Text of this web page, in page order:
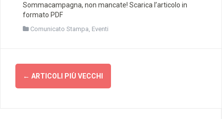
Sommacampagna, non mancate! Scarica l’articolo in
formato PDF
Comunicato Stampa Eventi
Navigazione
articoli
← ARTICOLI PIÙ VECCHI